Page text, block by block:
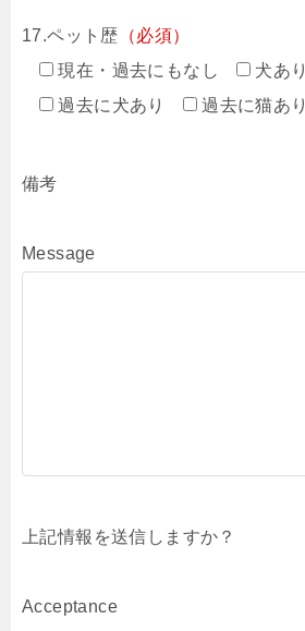
17.ペット歴 （必須）
現在・過去にもなし
犬あり
過去に犬あり
過去に猫あり
備考
Message
上記情報を送信しますか？
Acceptance